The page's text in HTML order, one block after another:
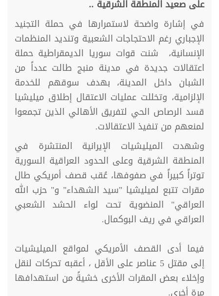
على صعيد المنطقة الشرقية ..
في إشارة واضحة لاستمرارها في حملة التجنيد
الإجباري رغم الاحتجاجات الشعبية وتنديد المنظمات
الإنسانية، شنت قوات سوريا الديمقراطية حملة
اعتقالات جديدة في مدينة منبج طالت عدداً من
الشبان داخل المدينة، بهدف سوقهم للخدمة
الإلزامية، وتخللت عمليات الاعتقال إطلاق ميليشيا
قسد الرصاص الحي لتفريق الأهالي الذين تجمعوا
لمنعهم من تنفيذ الاعتقالات.
وشهدت الميليشيات الإيرانية المنتشرة في
المنطقة الشرقية وعلى الحدود العراقية السورية
توتراً كبيراً في صفوفها، عُقب قصف أمريكي طال
مقرات تتبع لميليشيا "سيد الشهداء" و" حزب الله
العراقي" المنضوية تحت لواء الحشد الشعبي
العراقي في ريف البوكمال.
فيما أدى القصف الأمريكي لمواقع الميليشيات
إلى مقتل 5 عناصر على الأقل ، أعقبه تحركات لنقل
وإخلاء بعض المقرات الأخرى خشيةً من استهدافها
مرة أخرى.